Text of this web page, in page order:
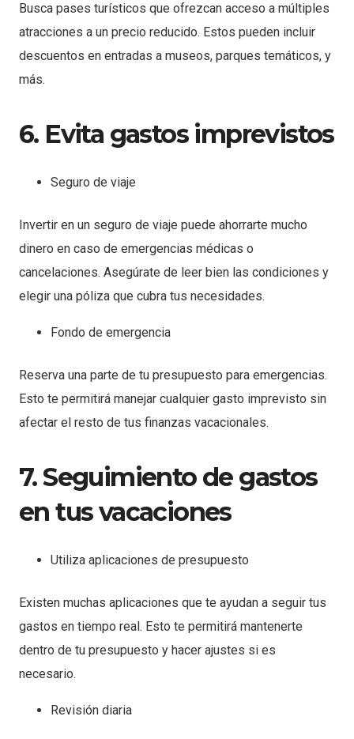
Busca pases turísticos que ofrezcan acceso a múltiples
atracciones a un precio reducido. Estos pueden incluir
descuentos en entradas a museos, parques temáticos, y
más.
6. Evita gastos imprevistos
Seguro de viaje
Invertir en un seguro de viaje puede ahorrarte mucho
dinero en caso de emergencias médicas o
cancelaciones. Asegúrate de leer bien las condiciones y
elegir una póliza que cubra tus necesidades.
Fondo de emergencia
Reserva una parte de tu presupuesto para emergencias.
Esto te permitirá manejar cualquier gasto imprevisto sin
afectar el resto de tus finanzas vacacionales.
7. Seguimiento de gastos
en tus vacaciones
Utiliza aplicaciones de presupuesto
Existen muchas aplicaciones que te ayudan a seguir tus
gastos en tiempo real. Esto te permitirá mantenerte
dentro de tu presupuesto y hacer ajustes si es
necesario.
Revisión diaria